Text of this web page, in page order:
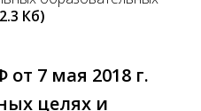
Кб)
7 мая 2018 г.
целях и